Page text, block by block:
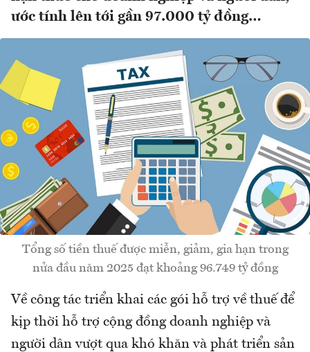
ước tính lên tới gần 97.000 tỷ đồng…
Tổng số tiền thuế được miễn, giảm, gia hạn trong
nửa đầu năm 2025 đạt khoảng 96.749 tỷ đồng
Về công tác triển khai các gói hỗ trợ về thuế để
kịp thời hỗ trợ cộng đồng doanh nghiệp và
người dân vượt qua khó khăn và phát triển sản